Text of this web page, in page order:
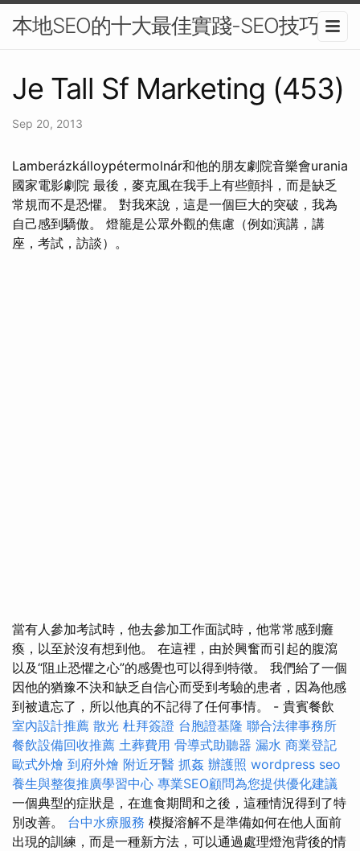
本地SEO的十大最佳實踐-SEO技巧
Je Tall Sf Marketing (453)
Sep 20, 2013
Lamberázkálloypétermolnár和他的朋友劇院音樂會urania
國家電影劇院 最後，麥克風在我手上有些顫抖，而是缺乏
常規而不是恐懼。 對我來說，這是一個巨大的突破，我為
自己感到驕傲。 燈籠是公眾外觀的焦慮（例如演講，講
座，考試，訪談）。
當有人參加考試時，他去參加工作面試時，他常常感到癱
瘓，以至於沒有想到他。 在這裡，由於興奮而引起的腹瀉
以及“阻止恐懼之心”的感覺也可以得到特徵。 我們給了一個
因他的猶豫不決和缺乏自信心而受到考驗的患者，因為他感
到被遺忘了，所以他真的不記得了任何事情。 - 貴賓餐飲
室內設計推薦 散光 杜拜簽證 台胞證基隆 聯合法律事務所
餐飲設備回收推薦 土葬費用 骨導式助聽器 漏水 商業登記
歐式外燴 到府外燴 附近牙醫 抓姦 辦護照 wordpress seo
養生與整復推廣學習中心 專業SEO顧問為您提供優化建議
一個典型的症狀是，在進食期間和之後，這種情況得到了特
別改善。 台中水療服務 模擬溶解不是準備如何在他人面前
出現的訓練，而是一種新方法，可以通過處理燈泡背後的情